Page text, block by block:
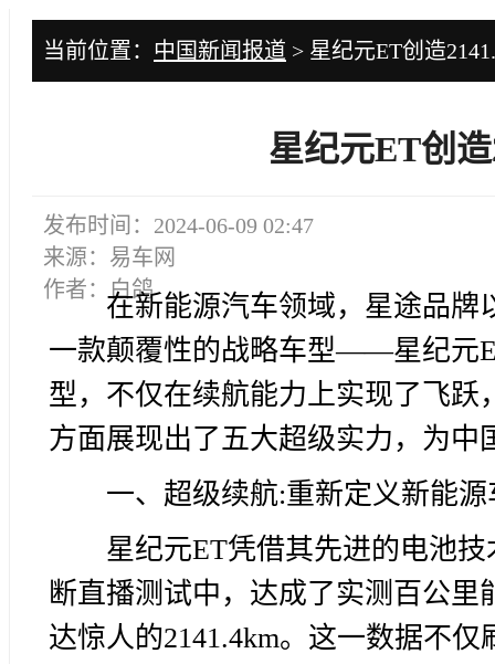
当前位置： 中国新闻报道 > 星纪元ET创造
星纪元ET创
发布时间：2024-06-09 02:47
来源：易车网
作者：白鸽
在新能源汽车领域，星途品牌
一款颠覆性的战略车型——星纪元
型，不仅在续航能力上实现了飞
方面展现出了五大超级实力，为
一、超级续航:重新定义新能
星纪元ET凭借其先进的电池
断直播测试中，达成了实测百公里
达惊人的2141.4km。这一数据不